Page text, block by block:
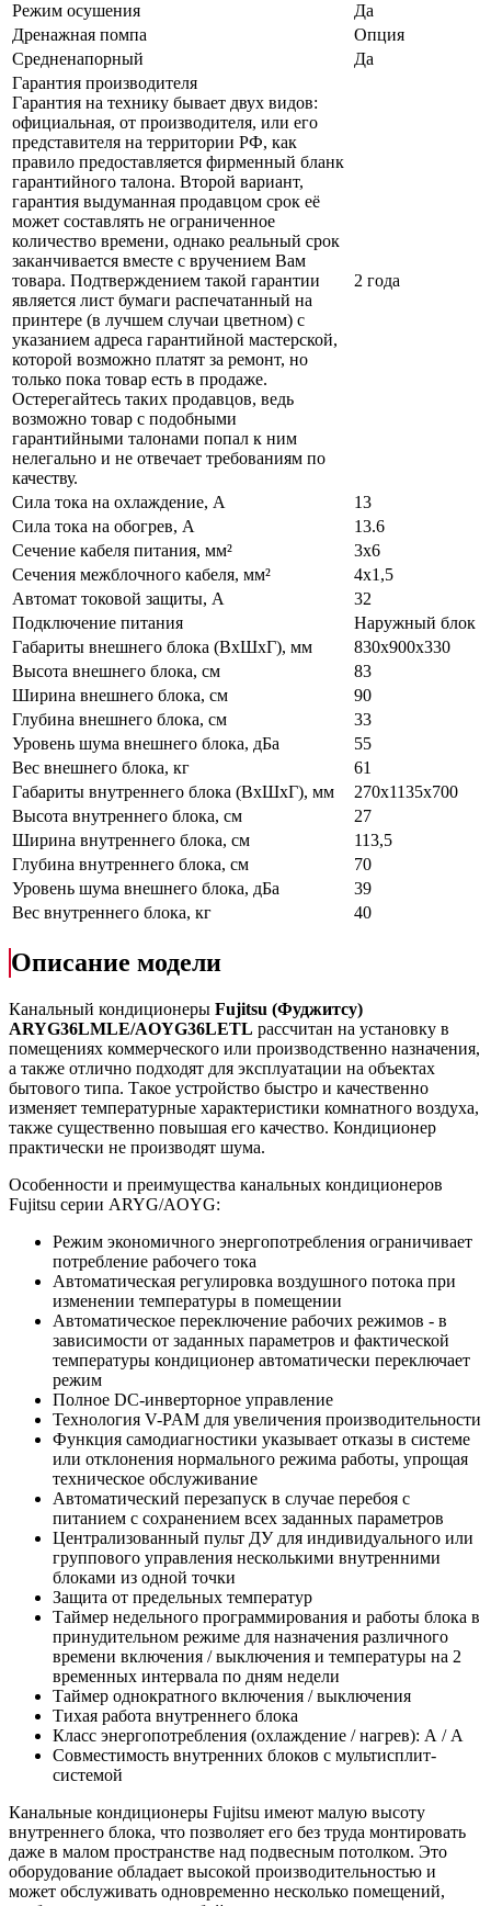
Режим осушения
Да
Дренажная помпа
Опция
Средненапорный
Да
Гарантия производителя
Гарантия на технику бывает двух видов:
официальная, от производителя, или его
представителя на территории РФ, как
правило предоставляется фирменный бланк
гарантийного талона. Второй вариант,
гарантия выдуманная продавцом срок её
может составлять не ограниченное
количество времени, однако реальный срок
заканчивается вместе с вручением Вам
товара. Подтверждением такой гарантии
является лист бумаги распечатанный на
принтере (в лучшем случаи цветном) с
указанием адреса гарантийной мастерской,
которой возможно платят за ремонт, но
только пока товар есть в продаже.
Остерегайтесь таких продавцов, ведь
возможно товар с подобными
гарантийными талонами попал к ним
нелегально и не отвечает требованиям по
качеству.
2 года
Сила тока на охлаждение, А
13
Сила тока на обогрев, А
13.6
Сечение кабеля питания, мм²
3x6
Сечения межблочного кабеля, мм²
4x1,5
Автомат токовой защиты, A
32
Подключение питания
Наружный блок
Габариты внешнего блока (ВхШхГ), мм
830x900x330
Высота внешнего блока, см
83
Ширина внешнего блока, см
90
Глубина внешнего блока, см
33
Уровень шума внешнего блока, дБа
55
Вес внешнего блока, кг
61
Габариты внутреннего блока (ВхШхГ), мм
270x1135x700
Высота внутреннего блока, см
27
Ширина внутреннего блока, см
113,5
Глубина внутреннего блока, см
70
Уровень шума внешнего блока, дБа
39
Вес внутреннего блока, кг
40
Описание модели
Канальный кондиционеры Fujitsu (Фуджитсу)
ARYG36LMLE/AOYG36LETL рассчитан на установку в
помещениях коммерческого или производственно назначения,
а также отлично подходят для эксплуатации на объектах
бытового типа. Такое устройство быстро и качественно
изменяет температурные характеристики комнатного воздуха,
также существенно повышая его качество. Кондиционер
практически не производят шума.
Особенности и преимущества канальных кондиционеров
Fujitsu серии ARYG/AOYG:
Режим экономичного энергопотребления ограничивает
потребление рабочего тока
Автоматическая регулировка воздушного потока при
изменении температуры в помещении
Автоматическое переключение рабочих режимов - в
зависимости от заданных параметров и фактической
температуры кондиционер автоматически переключает
режим
Полное DC-инверторное управление
Технология V-PAM для увеличения производительности
Функция самодиагностики указывает отказы в системе
или отклонения нормального режима работы, упрощая
техническое обслуживание
Автоматический перезапуск в случае перебоя с
питанием с сохранением всех заданных параметров
Централизованный пульт ДУ для индивидуального или
группового управления несколькими внутренними
блоками из одной точки
Защита от предельных температур
Таймер недельного программирования и работы блока в
принудительном режиме для назначения различного
времени включения / выключения и температуры на 2
временных интервала по дням недели
Таймер однократного включения / выключения
Тихая работа внутреннего блока
Класс энергопотребления (охлаждение / нагрев): А / А
Совместимость внутренних блоков с мультисплит-
системой
Канальные кондиционеры Fujitsu имеют малую высоту
внутреннего блока, что позволяет его без труда монтировать
даже в малом пространстве над подвесным потолком. Это
оборудование обладает высокой производительностью и
может обслуживать одновременно несколько помещений,